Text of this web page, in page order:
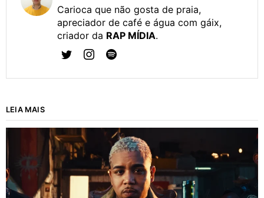
Carioca que não gosta de praia,
apreciador de café e água com gáix,
criador da RAP MÍDIA.
LEIA MAIS